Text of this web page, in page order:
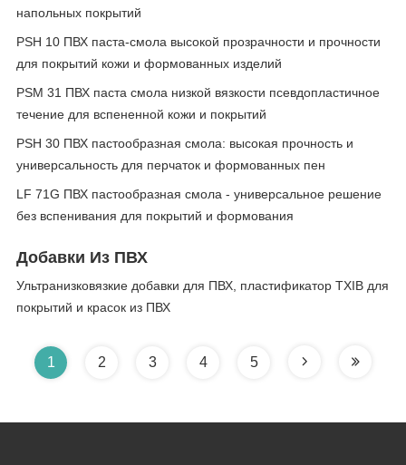
напольных покрытий
PSH 10 ПВХ паста-смола высокой прозрачности и прочности
для покрытий кожи и формованных изделий
PSM 31 ПВХ паста смола низкой вязкости псевдопластичное
течение для вспененной кожи и покрытий
PSH 30 ПВХ пастообразная смола: высокая прочность и
универсальность для перчаток и формованных пен
LF 71G ПВХ пастообразная смола - универсальное решение
без вспенивания для покрытий и формования
Добавки Из ПВХ
Ультранизковязкие добавки для ПВХ, пластификатор TXIB для
покрытий и красок из ПВХ
1 2 3 4 5